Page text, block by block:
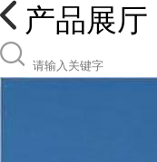
产品展厅